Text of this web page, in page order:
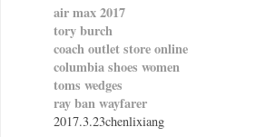
air max 2017
tory burch
coach outlet store online
columbia shoes women
toms wedges
ray ban wayfarer
2017.3.23chenlixiang